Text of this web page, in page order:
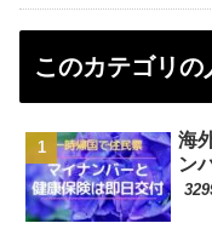
このカテゴリの
海
ン